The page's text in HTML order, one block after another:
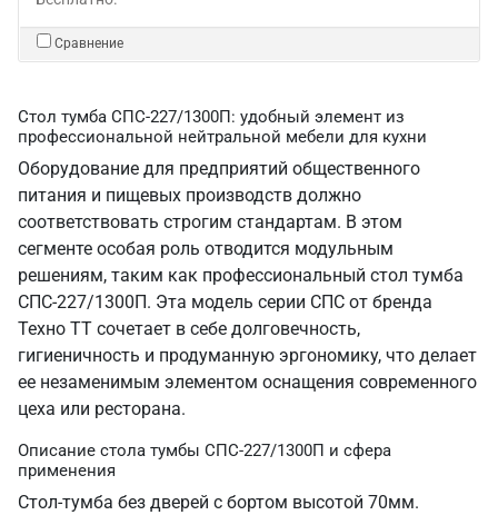
Сравнение
Стол тумба СПС-227/1300П: удобный элемент из
профессиональной нейтральной мебели для кухни
Оборудование для предприятий общественного
питания и пищевых производств должно
соответствовать строгим стандартам. В этом
сегменте особая роль отводится модульным
решениям, таким как профессиональный стол тумба
СПС-227/1300П. Эта модель серии СПС от бренда
Техно ТТ сочетает в себе долговечность,
гигиеничность и продуманную эргономику, что делает
ее незаменимым элементом оснащения современного
цеха или ресторана.
Описание стола тумбы СПС-227/1300П и сфера
применения
Стол-тумба без дверей с бортом высотой 70мм.